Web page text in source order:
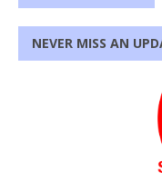
NEVER MISS AN